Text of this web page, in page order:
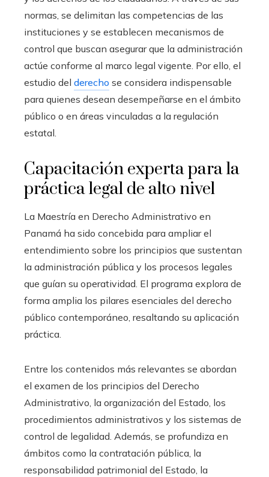
normas, se delimitan las competencias de las
instituciones y se establecen mecanismos de
control que buscan asegurar que la administración
actúe conforme al marco legal vigente. Por ello, el
estudio del derecho se considera indispensable
para quienes desean desempeñarse en el ámbito
público o en áreas vinculadas a la regulación
estatal.
Capacitación experta para la
práctica legal de alto nivel
La Maestría en Derecho Administrativo en
Panamá ha sido concebida para ampliar el
entendimiento sobre los principios que sustentan
la administración pública y los procesos legales
que guían su operatividad. El programa explora de
forma amplia los pilares esenciales del derecho
público contemporáneo, resaltando su aplicación
práctica.
Entre los contenidos más relevantes se abordan
el examen de los principios del Derecho
Administrativo, la organización del Estado, los
procedimientos administrativos y los sistemas de
control de legalidad. Además, se profundiza en
ámbitos como la contratación pública, la
responsabilidad patrimonial del Estado, la